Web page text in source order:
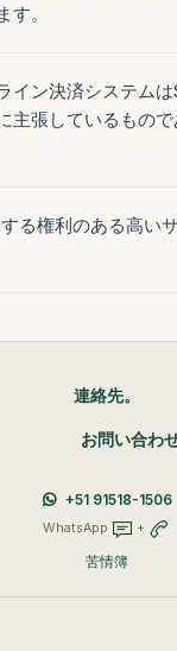
。
ン決済システム
張しているもの
る権利のある高い
連絡先。
お問い合わ
+51 91518-1506
WhatsApp +
苦情簿